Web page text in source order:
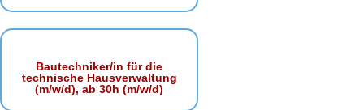
Bautechniker/in für die
technische Hausverwaltung
(m/w/d), ab 30h (m/w/d)